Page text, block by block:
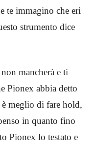
te immagino che eri
strumento dice
mancherà e ti
Pionex abbia detto
meglio di fare hold,
in quanto fino
Pionex lo testato e